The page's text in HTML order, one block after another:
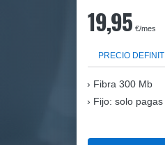
19,95 €/mes
PRECIO
Fibra 300 Mb
Fijo: solo